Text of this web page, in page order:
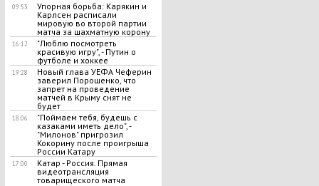
09:53
Упорная борьба: Карякин и
Карлсен расписали
мировую во второй партии
матча за шахматную корону
16:12
"Люблю посмотреть
красивую игру", - Путин о
футболе и хоккее
19:28
Новый глава УЕФА Чеферин
заверил Порошенко, что
запрет на проведение
матчей в Крыму снят не
будет
18:06
"Поймаем тебя, будешь с
казаками иметь дело", -
"Милонов" пригрозил
Кокорину после проигрыша
России Катару
17:00
Катар - Россия. Прямая
видеотрансляция
товарищеского матча